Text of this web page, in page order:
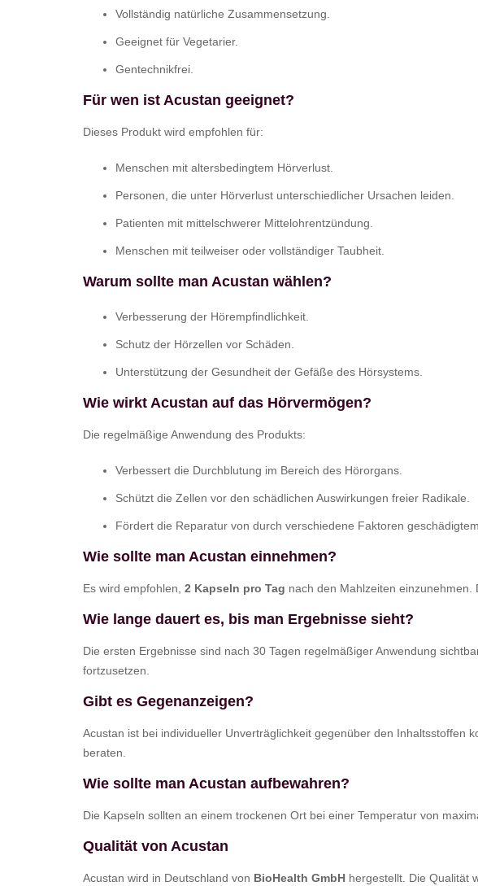
Vollständig natürliche Zusammensetzung.
Geeignet für Vegetarier.
Gentechnikfrei.
Für wen ist Acustan geeignet?
Dieses Produkt wird empfohlen für:
Menschen mit altersbedingtem Hörverlust.
Personen, die unter Hörverlust unterschiedlicher Ursachen leiden.
Patienten mit mittelschwerer Mittelohrentzündung.
Menschen mit teilweiser oder vollständiger Taubheit.
Warum sollte man Acustan wählen?
Verbesserung der Hörempfindlichkeit.
Schutz der Hörzellen vor Schäden.
Unterstützung der Gesundheit der Gefäße des Hörsystems.
Wie wirkt Acustan auf das Hörvermögen?
Die regelmäßige Anwendung des Produkts:
Verbessert die Durchblutung im Bereich des Hörorgans.
Schützt die Zellen vor den schädlichen Auswirkungen freier Radikale.
Fördert die Reparatur von durch verschiedene Faktoren
Wie sollte man Acustan einnehmen?
Es wird empfohlen, 2 Kapseln pro Tag nach den Mahlzeiten
Wie lange dauert es, bis man Ergebnisse sieht?
Die ersten Ergebnisse sind nach 30 Tagen regelmäßiger Anwendung
fortzusetzen.
Gibt es Gegenanzeigen?
Acustan ist bei individueller Unverträglichkeit gegenüber den Inhaltsstoffen
beraten.
Wie sollte man Acustan aufbewahren?
Die Kapseln sollten an einem trockenen Ort bei einer Temperatur von
Qualität von Acustan
Acustan wird in Deutschland von BioHealth GmbH hergestellt. Die Qualität